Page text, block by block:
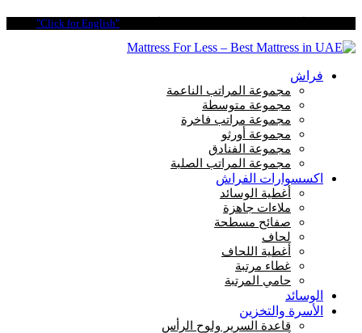
"Click for English"
فراش
مجموعة المراتب الناعمة
مجموعة متوسطة
مجموعة مراتب فاخرة
مجموعة أورثو
مجموعة الفنادق
مجموعة المراتب الصلبة
اكسسوارات الفراش
أغطية الوسائد
ملاءات جاهزة
صفائح مسطحة
لحاف
أغطية اللحاف
غطاء مرتبة
حامي المرتبة
الوسائد
الأسرة والتخزين
قاعدة السرير ولوح الرأس